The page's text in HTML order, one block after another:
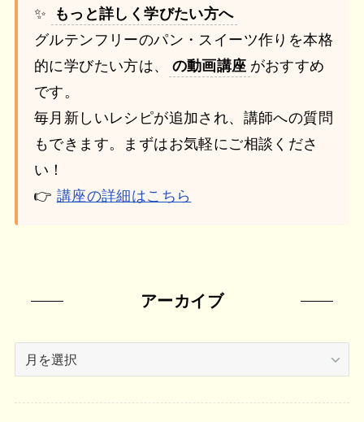
✨
もっと詳しく学びたい方へ
グルテンフリーのパン・スイーツ作りを本格
的に学びたい方は、
の動画講座 がおすすめ
です。
毎月新しいレシピが追加され、講師への質問
もできます。まずはお気軽にご相談くださ
い！
👉 講座の詳細はこちら
アーカイブ